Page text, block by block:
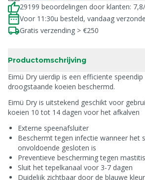
29199 beoordelingen door klanten:
Voor 11:30u besteld, vandaag
Gratis verzending > €250
Productomschrijving
Eimü Dry uierdip is een efficiente
droogstaande koeien beschermd.
Eimü Dry is uitstekend geschikt voor
koeien 10 tot 14 dagen voor het afkalven
Externe speenafsluiter
Beschermt tegen infectie wanneer het
onvoldoende gesloten is
Preventieve bescherming tegen mastitis
Sluit het tepelkanaal voor 3-7 dagen
Duidelijk zichtbaar door de blauwe kleur